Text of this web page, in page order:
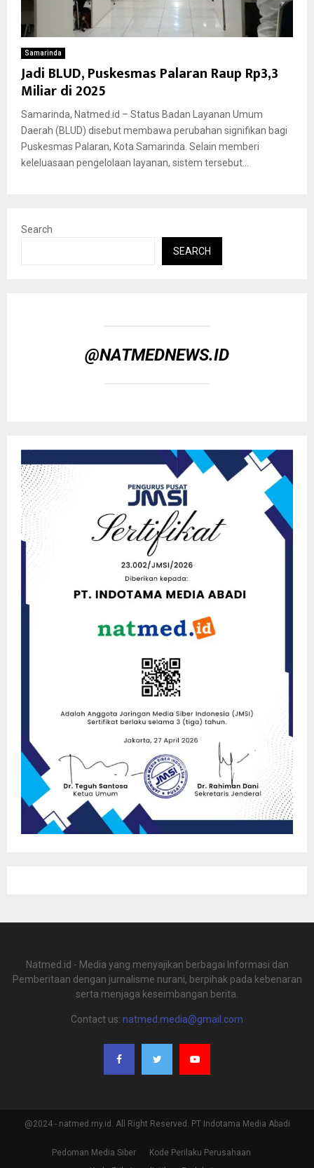
Samarinda
Jadi BLUD, Puskesmas Palaran Raup Rp3,3
Miliar di 2025
Samarinda, Natmed.id – Status Badan Layanan Umum
Daerah (BLUD) disebut membawa perubahan signifikan bagi
Puskesmas Palaran, Kota Samarinda. Selain memberi
keleluasaan pengelolaan layanan, sistem tersebut...
Search
SEARCH
@NATMEDNEWS.ID
Natmed.id - Media yang menyajikan berbagai Informasi dan
Pemberitaan dengan jurnalisme nurani, berpihak pada kebenaran
serta menjaga keseimbangan berita.
Contact us: natmed.media@gmail.com
@2024 - natmed.my.id. All Right Reserved. PT Indotama Media Abadi
Pedoman Media Siber
Kode Perilaku Perusahaan